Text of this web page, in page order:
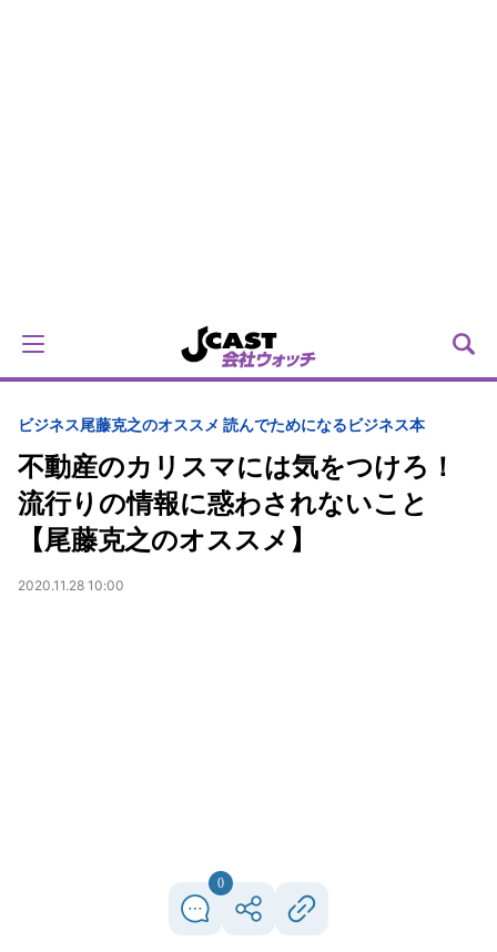
ビジネス尾藤克之のオススメ 読んでためになるビジネス本
不動産のカリスマには気をつけろ！
流行りの情報に惑わされないこと
【尾藤克之のオススメ】
2020.11.28 10:00
0